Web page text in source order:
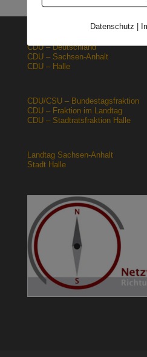
CDU – Deutschland
CDU – Sachsen-Anhalt
CDU – Halle
CDU/CSU – Bundestagsfraktion
CDU – Fraktion im Landtag
CDU – Stadtratsfraktion Halle
Landtag Sachsen-Anhalt
Stadt Halle
Datenschutz |